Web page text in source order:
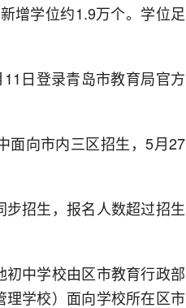
增学位约1.9万个。学位足
日登录青岛市教育局官方
面向市内三区招生，5月27
招生，报名人数超过招生
中学校由区市教育行政部
学校）面向学校所在区市